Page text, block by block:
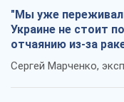
"Мы уже
Украине не стоит
отчаянию из-за
Сергей Марченко,